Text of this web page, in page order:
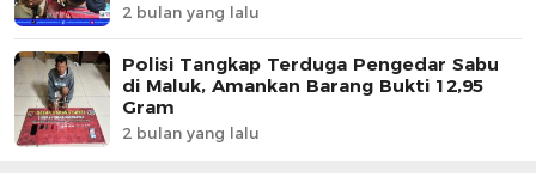
2 bulan yang lalu
Polisi Tangkap Terduga Pengedar Sabu
di Maluk, Amankan Barang Bukti 12,95
Gram
2 bulan yang lalu